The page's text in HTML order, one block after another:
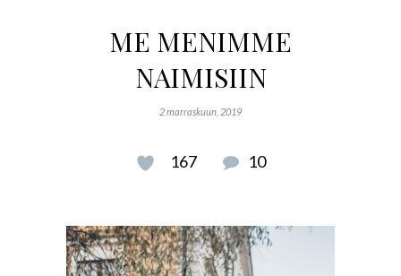
ME MENIMME
NAIMISIIN
2 marraskuun, 2019
167 10